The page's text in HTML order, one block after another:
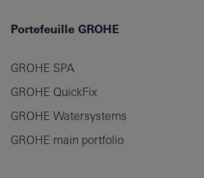
Portefeuille GROHE
GROHE SPA
GROHE QuickFix
GROHE Watersystems
GROHE main portfolio